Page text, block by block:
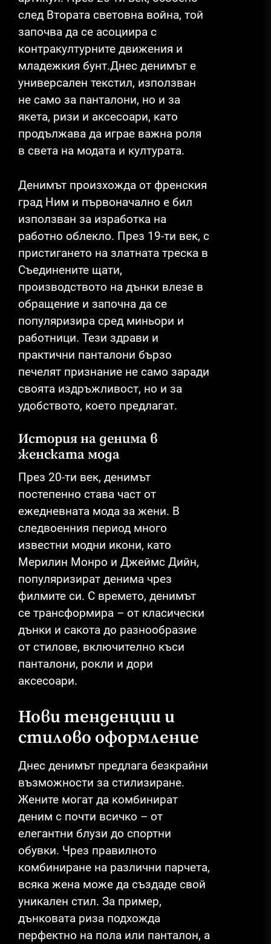
след Втората световна война, той
започва да се асоциира с
контракултурните движения и
младежкия бунт.Днес денимът е
универсален текстил, използван
не само за панталони, но и за
якета, ризи и аксесоари, като
продължава да играе важна роля
в света на модата и културата.
Денимът произхожда от френския
град Ним и първоначално е бил
използван за изработка на
работно облекло. През 19-ти век, с
пристигането на златната треска в
Съединените щати,
производството на дънки влезе в
обращение и започна да се
популяризира сред миньори и
работници. Тези здрави и
практични панталони бързо
печелят признание не само заради
своята издръжливост, но и за
удобството, което предлагат.
История на денима в
женската мода
През 20-ти век, денимът
постепенно става част от
ежедневната мода за жени. В
следвоенния период много
известни модни икони, като
Мерилин Монро и Джеймс Дийн,
популяризират денима чрез
филмите си. С времето, денимът
се трансформира – от класически
дънки и сакота до разнообразие
от стилове, включително къси
панталони, рокли и дори
аксесоари.
Нови тенденции и
стилово оформление
Днес денимът предлага безкрайни
възможности за стилизиране.
Жените могат да комбинират
деним с почти всичко – от
елегантни блузи до спортни
обувки. Чрез правилното
комбиниране на различни парчета,
всяка жена може да създаде свой
уникален стил. За пример,
дънковата риза подхожда
перфектно на пола или панталон, а